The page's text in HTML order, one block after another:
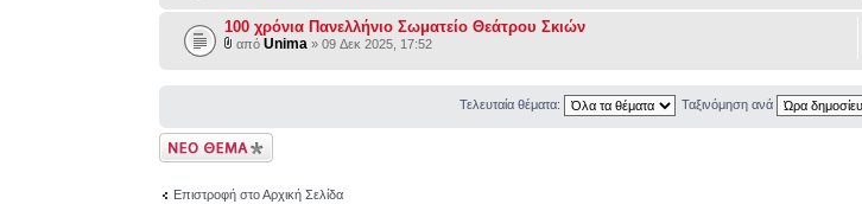
100 χρόνια Πανελλήνιο Σωματείο Θεάτρου Σκιών
απόUnima » 09 Δεκ 2025, 17:52
Τελευταία θέματα: Ταξινόμηση ανά
Δημιουργία νέου
θέματος
Επιστροφή στο Αρχική Σελίδα